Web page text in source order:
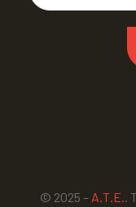
© 2025 – A.T.E. .